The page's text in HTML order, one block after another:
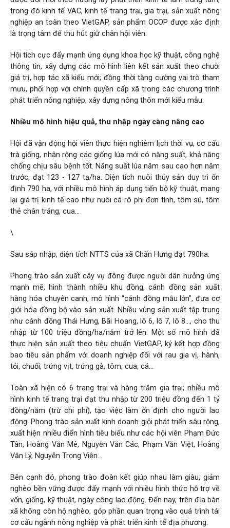
trong đó kinh tế VAC, kinh tế trang trại, gia trại, sản xuất nông
nghiệp an toàn theo VietGAP, sản phẩm OCOP được xác định
là trọng tâm để thu hút giữ chân hội viên.
Hội tích cực đẩy mạnh ứng dụng khoa học kỹ thuật, công nghệ
thông tin, xây dựng các mô hình liên kết sản xuất theo chuỗi
giá trị, hợp tác xã kiểu mới; đồng thời tăng cường vai trò tham
mưu, phối hợp với chính quyền cấp xã trong các chương trình
phát triển nông nghiệp, xây dựng nông thôn mới kiểu mẫu.
Nhiều mô hình hiệu quả, thu nhập ngày càng nâng cao
Hội đã vận động hội viên thực hiện nghiêm lịch thời vụ, cơ cấu
trà giống, nhân rộng các giống lúa mới có năng suất, khả năng
chống chịu sâu bệnh tốt. Năng suất lúa năm sau cao hơn năm
trước, đạt 123 - 127 tạ/ha. Diện tích nuôi thủy sản duy trì ổn
định 790 ha, với nhiều mô hình áp dụng tiến bộ kỹ thuật, mang
lại giá trị kinh tế cao như nuôi cá rô phi đơn tính, tôm sú, tôm
thẻ chân trắng, cua…
\
Sau sáp nhập, diện tích NTTS của xã Chấn Hưng đạt 790ha.
Phong trào sản xuất cây vụ đông được người dân hưởng ứng
mạnh mẽ, hình thành nhiều khu đồng, cánh đồng sản xuất
hàng hóa chuyên canh, mô hình “cánh đồng mẫu lớn”, đưa cơ
giới hóa đồng bộ vào sản xuất. Nhiều vùng sản xuất tập trung
như cánh đồng Thái Hưng, Bãi Hoang, lô 6, lô 7, lô 8…, cho thu
nhập từ 100 triệu đồng/ha/năm trở lên. Một số mô hình đã
thực hiện sản xuất theo tiêu chuẩn VietGAP, ký kết hợp đồng
bao tiêu sản phẩm với doanh nghiệp đối với rau gia vị, hành,
tỏi, chuối, trứng vịt, trứng gà, tôm, cua, cá…
Toàn xã hiện có 6 trang trại và hàng trăm gia trại; nhiều mô
hình kinh tế trang trại đạt thu nhập từ 200 triệu đồng đến 1 tỷ
đồng/năm (trừ chi phí), tạo việc làm ổn định cho người lao
động. Phong trào sản xuất kinh doanh giỏi phát triển sâu rộng,
xuất hiện nhiều điển hình tiêu biểu như các hội viên Phạm Đức
Tân, Hoàng Văn Mê, Nguyễn Văn Các, Phạm Văn Việt, Hoàng
Văn Lý, Nguyễn Trọng Viện…
Bên cạnh đó, phong trào đoàn kết giúp nhau làm giàu, giảm
nghèo bền vững được đẩy mạnh với nhiều hình thức hỗ trợ về
vốn, giống, kỹ thuật, ngày công lao động. Đến nay, trên địa bàn
xã không còn hộ nghèo, góp phần quan trọng vào quá trình tái
cơ cấu ngành nông nghiệp và phát triển kinh tế địa phương.